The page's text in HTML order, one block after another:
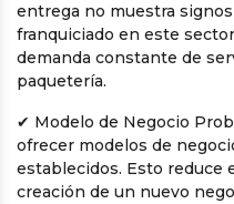
entrega no muestra
franquiciado en este
demanda constante de
paquetería.
✔ Modelo de Negocio
ofrecer modelos de
establecidos. Esto reduce
creación de un nuevo